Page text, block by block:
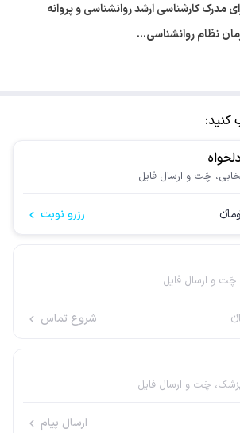
مدرک کارشناسی ارشد روانشناسی و پروانه
نظام روانشناسی…
کنید:
چَت و ارسال فایل
رزرو نوبت
چَت و ارسال فایل
شروع تماس
چَت و ارسال فایل
ارسال پیام